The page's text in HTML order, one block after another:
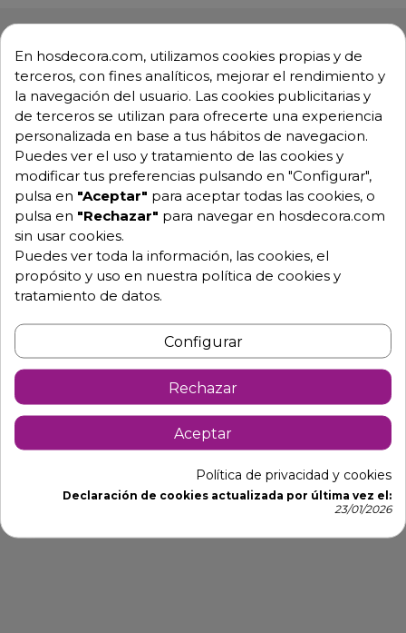
Descripción Detalles de producto
Mesa de acero central con estante
Acero inoxidable AISI 304 18/10 satinado con omegas
de refuerzo.
Fondo de 40 cm x alto de 85 cm.
Ancho de 50, 60, 70, 80, 90 cm.
Frontal en punto redondo, totalmente soldado.
Con estante.
Patas cuadradas de 40 x 40 cm Tacos para elevar la
altura.
Fácil montaje en 3 minutos.
Ficha técnica mesas de acero
En hosdecora.com, utilizamos cookies propias y de
terceros, con fines analíticos, mejorar el rendimiento y
la navegación del usuario. Las cookies publicitarias y
de terceros se utilizan para ofrecerte una experiencia
personalizada en base a tus hábitos de navegacion.
Puedes ver el uso y tratamiento de las cookies y
modificar tus preferencias pulsando en "Configurar",
pulsa en "Aceptar" para aceptar todas las cookies, o
pulsa en "Rechazar" para navegar en hosdecora.com
sin usar cookies.
Puedes ver toda la información, las cookies, el
propósito y uso en nuestra política de cookies y
tratamiento de datos.
Configurar
Rechazar
Aceptar
Política de privacidad y cookies
Declaración de cookies actualizada por última vez el:
23/01/2026